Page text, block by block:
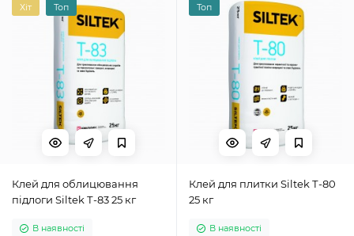
Хіт Топ
Клей для облицювання
підлоги Siltek Т-83 25 кг
В наявності
Топ
Клей для плитки Siltek Т-80
25 кг
В наявності